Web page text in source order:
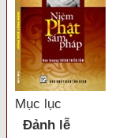
Mục lục
Đảnh lễ